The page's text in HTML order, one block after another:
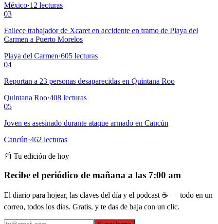
México·12 lecturas
03
Fallece trabajador de Xcaret en accidente en tramo de Playa del
Carmen a Puerto Morelos
Playa del Carmen·605 lecturas
04
Reportan a 23 personas desaparecidas en Quintana Roo
Quintana Roo·408 lecturas
05
Joven es asesinado durante ataque armado en Cancún
Cancún·462 lecturas
📰 Tu edición de hoy
Recibe el periódico de mañana a las 7:00 am
El diario para hojear, las claves del día y el podcast ☕ — todo en un
correo, todos los días. Gratis, y te das de baja con un clic.